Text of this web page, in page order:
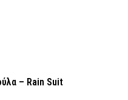
– Rain Suit